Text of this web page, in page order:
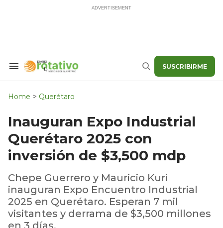
Search
Navigation
Buscar SUSCRIBIRME
Home > Querétaro
Inauguran Expo Industrial
Querétaro 2025 con
inversión de $3,500 mdp
Chepe Guerrero y Mauricio Kuri
inauguran Expo Encuentro Industrial
2025 en Querétaro. Esperan 7 mil
visitantes y derrama de $3,500 millones
en 3 días.